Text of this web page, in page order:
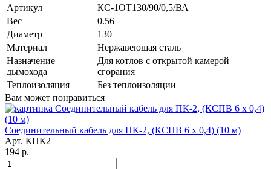
Артикул
КС-1ОТ130/90/0,5/ВА
Вес
0.56
Диаметр
130
Материал
Нержавеющая сталь
Назначение
дымохода
Для котлов с открытой камерой
сгорания
Теплоизоляция
Без теплоизоляции
Вам может понравиться
Соединительный кабель для ПК-2, (КСПВ 6 х 0,4) (10 м)
Арт. КПК2
194 р.